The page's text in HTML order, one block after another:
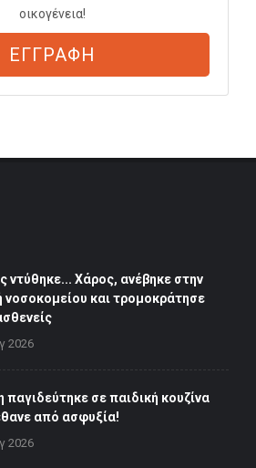
οικογένεια!
ΕΓΓΡΑΦΗ
ντύθηκε... Χάρος, ανέβηκε στην
νοσοκομείου και τρομοκράτησε
2026
παγιδεύτηκε σε παιδική κουζίνα
από ασφυξία!
2026